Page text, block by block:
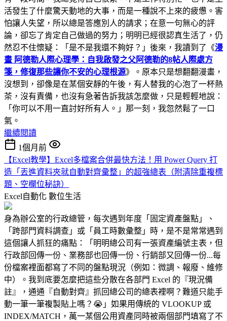
活發生了什麼驚天動地的大事，而是一種說不上來的疲憊。害
怕讓人失望，所以總是答應別人的請求；在意一句無心的評
論，卻忘了肯定自己做過的努力；明明已經很認真生活了，仍
然忍不住懷疑：「是不是我還不夠好？」後來，我讀到了《漫
畫 阿德勒人際心理學：自我啟發之父阿德勒的8帖人際處方
箋，修復那些讓你不安的心理根源》。原本只是想翻翻漫畫，
沒想到，卻像是在某個安靜的午後，有人替我的心泡了一杯熱
茶，沒有責備，也沒有急著告訴我該怎麼做，只是輕輕地說：
「你可以不用一直討好所有人。」那一刻，我忽然鬆了一口
氣。
繼續閱讀
1個月前
【Excel教學】Excel多檔案合併最快方法！用 Power Query 打
造「丟進資料夾就自動對齊彙整」的超強總表（附清除重複標
題、空欄位秘訣）
Excel自動化 數位生活
身為辦公室的行政總管，每次遇到年度「固定資產盤點」、
「跨部門資料調查」或「員工時數彙整」時，是不是常常遇到
這個讓人抓狂的痛點：「明明總公司有一張資產編號主表，但
行政部回傳一份、業務部也回傳一份、行銷部又回傳一份...每
份檔案裡面都寫了不同的盤點現況（例如：微調、報廢、維修
中）。我到底要怎麼把這些分散在各部門 Excel 的『現況備
註』，通通『自動對齊』抓回總公司的總表裡啊？難道只能手
動一筆一筆複製貼上嗎？😭」如果用傳統的 VLOOKUP 或
INDEX/MATCH，萬一某個公用資產同時被兩個部門填寫了不